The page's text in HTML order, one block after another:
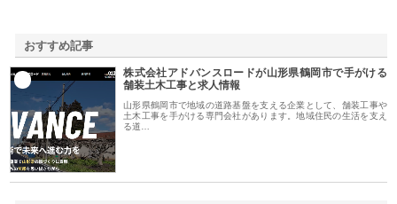
おすすめ記事
株式会社アドバンスロードが山形県鶴岡市で手がける
舗装土木工事と求人情報
山形県鶴岡市で地域の道路基盤を支える企業として、舗装工事や
土木工事を手がける専門会社があります。地域住民の生活を支え
る道…